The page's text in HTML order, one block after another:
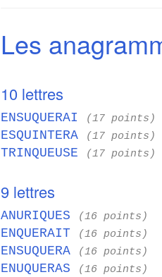
Les
10 lettres
ENSUQUERAI (17 points)
ESQUINTERA (17 points)
TRINQUEUSE (17 points)
9 lettres
ANURIQUES (16 points)
ENQUERAIT (16 points)
ENSUQUERA (16 points)
ENUQUERAS (16 points)